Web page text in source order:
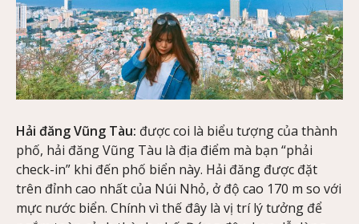
Hải đăng Vũng Tàu: được coi là biểu tượng của thành
phố, hải đăng Vũng Tàu là địa điểm mà bạn “phải
check-in” khi đến phố biển này. Hải đăng được đặt
trên đỉnh cao nhất của Núi Nhỏ, ở độ cao 170 m so với
mực nước biển. Chính vì thế đây là vị trí lý tưởng để